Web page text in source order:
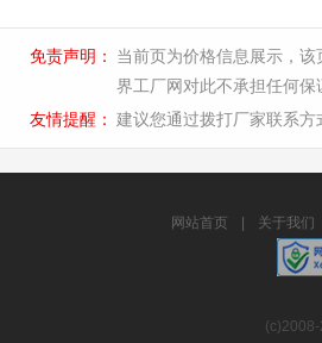
免责声明：
当前页为价格信息展示，
界工厂网对此不承担任何保
友情提醒： 建议您通过拨打厂家联系
网站首页 关于我们